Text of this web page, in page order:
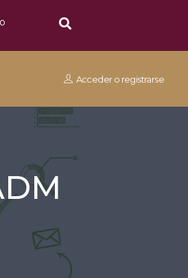
Acceder o registrarse